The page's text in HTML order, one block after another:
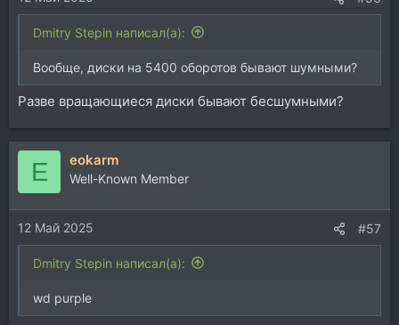
Dmitry Stepin написал(а):
Вообще, диски на 5400 оборотов бывают шумными?
Разве вращающиеся диски бывают бесшумными?
E eokarm
Well-Known Member
12 Май 2025 #57
Dmitry Stepin написал(а):
wd purple